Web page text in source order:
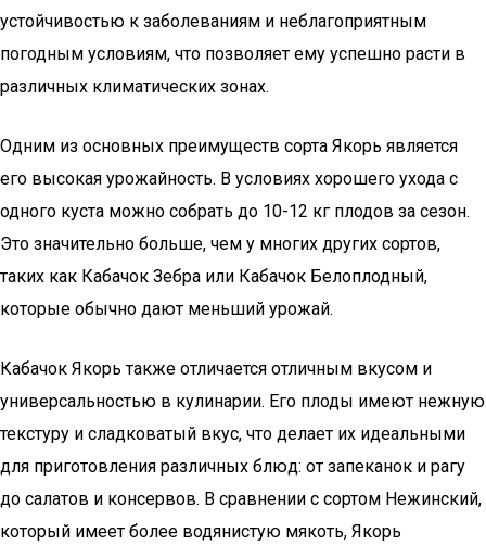
устойчивостью к заболеваниям и неблагоприятным
погодным условиям, что позволяет ему успешно расти в
различных климатических зонах.
Одним из основных преимуществ сорта Якорь является
его высокая урожайность. В условиях хорошего ухода с
одного куста можно собрать до 10-12 кг плодов за сезон.
Это значительно больше, чем у многих других сортов,
таких как Кабачок Зебра или Кабачок Белоплодный,
которые обычно дают меньший урожай.
Кабачок Якорь также отличается отличным вкусом и
универсальностью в кулинарии. Его плоды имеют нежную
текстуру и сладковатый вкус, что делает их идеальными
для приготовления различных блюд: от запеканок и рагу
до салатов и консервов. В сравнении с сортом Нежинский,
который имеет более водянистую мякоть, Якорь